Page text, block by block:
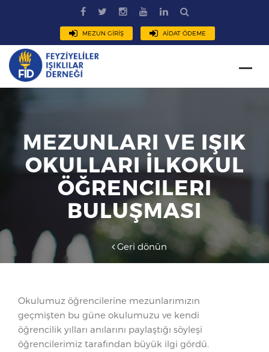
MEZUN GİRİŞ AİDAT ÖDEME
MEZUNLARI VE IŞIK
OKULLARI İLKOKUL
ÖĞRENCILERI
BULUŞMASI
Geri dönün
Okulumuz öğrencilerine mezunlarımızın
geçmişten bu güne okulumuzu ve kendi
öğrencilik yılları anılarını paylaştığı söyleşi
öğrencilerimiz tarafından büyük ilgi gördü.